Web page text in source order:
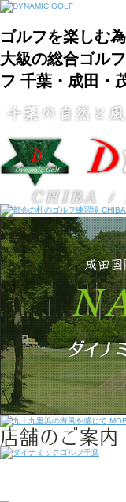
ゴルフを楽しむ
大級の総合ゴル
フ 千葉・成田・